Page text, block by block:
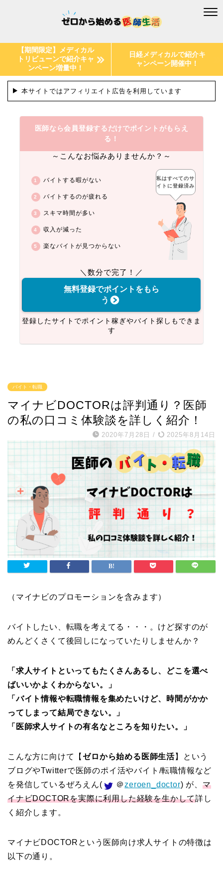
【期間限定】メディカル
トリビューンで紹介キャ
ンペーン増量中！
日経メディカルで紹介キ
ャンペーン開催中！
本サイトではアフィリエイト広告を利用しています
医師なら会員登録するだけでポイントがもらえ
る！
～こんなお悩みありませんか？～
バイトする暇がない
バイトするのが疲れる
スキマ時間が多い
収入が減った
楽なバイトが見つからない
私はすべてのサ
イトに登録済み
＼数分で完了！／
無料登録でポイントをもら
う
登録したサイトでポイント稼ぎやバイト探しもできま
す
バイト・転職
マイナビDOCTORは評判通り？医師
の私の口コミ体験談を詳しく紹介！
2020年7月28日 / 2025年8月14日
（マイナビのプロモーションを含みます）
バイトしたい、転職を考えてる・・・。けど探すのが
めんどくさくて後回しになっていたりしませんか？
「求人サイトといってもたくさんあるし、どこを選べ
ばいいかよくわからない。」
「バイト情報や転職情報を集めたいけど、時間がかか
ってしまって結局できない。」
「医師求人サイトの有名なところを知りたい。」
こんな方に向けて【ゼロから始める医師生活】という
ブログやTwitterで医師のポイ活やバイト/転職情報など
を発信しているぜろえん(
＠zeroen_doctor) が、 マ
イナビDOCTORを実際に利用した経験を生かして詳し
く紹介します。
マイナビDOCTORという医師向け求人サイトの特徴は
以下の通り。